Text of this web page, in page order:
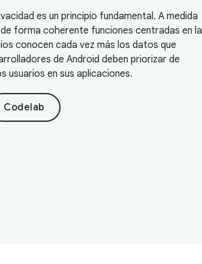
es un principio fundamental. A medida
forma coherente funciones centradas en la
conocen cada vez más los datos que
de Android deben priorizar de
usuarios en sus aplicaciones.
Codelab